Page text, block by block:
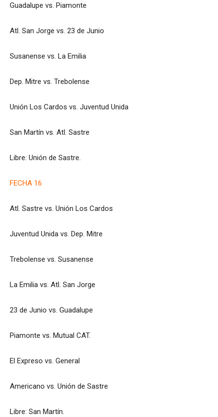
Guadalupe vs. Piamonte
Atl. San Jorge vs. 23 de Junio
Susanense vs. La Emilia
Dep. Mitre vs. Trebolense
Unión Los Cardos vs. Juventud Unida
San Martín vs. Atl. Sastre
Libre: Unión de Sastre.
FECHA 16
Atl. Sastre vs. Unión Los Cardos
Juventud Unida vs. Dep. Mitre
Trebolense vs. Susanense
La Emilia vs. Atl. San Jorge
23 de Junio vs. Guadalupe
Piamonte vs. Mutual CAT.
El Expreso vs. General
Americano vs. Unión de Sastre
Libre: San Martín.